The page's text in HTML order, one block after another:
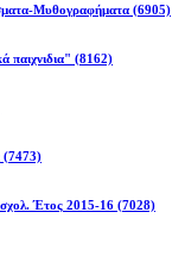
Μυθογραφήματα (6905)
παιχνιδια" (8162)
(7473)
σχολ. Έτος 2015-16 (7028)